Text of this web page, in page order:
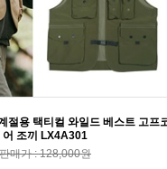
절용 택티컬 와일드 베스트 고프
어 조끼 LX4A301
판매가 : 128,000원